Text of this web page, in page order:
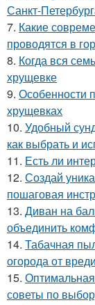
Санкт-
7. Какие
проводятся в
8. Когда вся
хрущевке
9. Особенности
хрущевках
10. Удобный
как выбрать и
11. Есть ли
12. Создай
пошаговая
13. Диван на
объединить
14. Табачная
огорода от
15.
советы по